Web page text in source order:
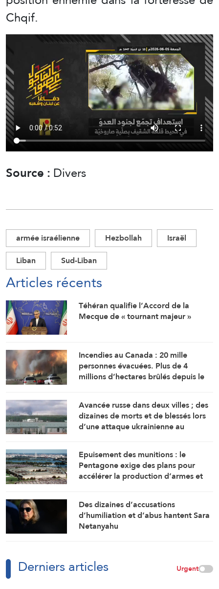
Chqif.
Source :Divers
armée israélienne Hezbollah
Israël
Liban
Sud-Liban
Articles récents
Téhéran qualifie l’Accord de la
Mecque de « tournant majeur »
Incendies au Canada : 20 mille
personnes évacuées. Plus de 4
millions d’hectares brûlés depuis le
Avancée russe dans deux villes ; des
dizaines de morts et de blessés lors
d’une attaque ukrainienne au
Epuisement des munitions : le
Pentagone exige des plans pour
accélérer la production d’armes et
Des dizaines d’accusations
d’humiliation et d’abus hantent Sara
Netanyahu
Derniers articles Urgent